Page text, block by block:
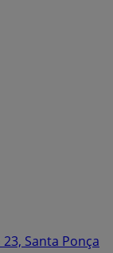
Santa Ponça